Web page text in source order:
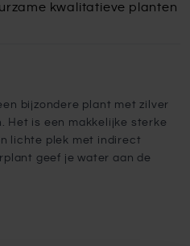
kwalitatieve planten
bijzondere plant met zilver
Het is een makkelijke sterke
lichte plek met indirect
geef je water aan de